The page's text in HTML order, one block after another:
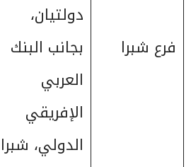
فرع شبرا
دولتيان،
بجانب البنك
العربي
الإفريقي
الدولي، شبرا